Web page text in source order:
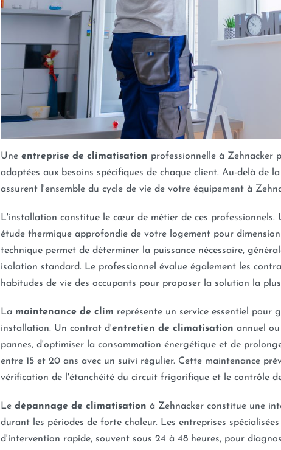
Une entreprise de climatisation professionnelle à Zehnacker
adaptées aux besoins spécifiques de chaque client. Au-delà de
assurent l'ensemble du cycle de vie de votre équipement à
L'installation constitue le cœur de métier de ces
étude thermique approfondie de votre logement pour
technique permet de déterminer la puissance nécessaire,
isolation standard. Le professionnel évalue également les
habitudes de vie des occupants pour proposer la solution la
La maintenance de clim représente un service essentiel pour
installation. Un contrat d'entretien de climatisation annuel
pannes, d'optimiser la consommation énergétique et de
entre 15 et 20 ans avec un suivi régulier. Cette maintenance
vérification de l'étanchéité du circuit frigorifique et le contrôle
Le dépannage de climatisation à Zehnacker constitue une
durant les périodes de forte chaleur. Les entreprises
d'intervention rapide, souvent sous 24 à 48 heures, pour